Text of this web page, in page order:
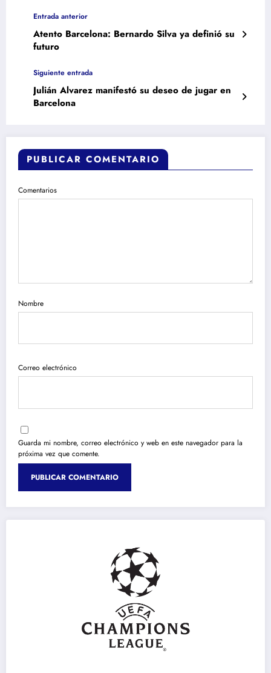
Entrada anterior
Atento Barcelona: Bernardo Silva ya definió su
futuro
Siguiente entrada
Julián Alvarez manifestó su deseo de jugar en
Barcelona
PUBLICAR COMENTARIO
Comentarios
Nombre
Correo electrónico
Guarda mi nombre, correo electrónico y web en este navegador para la
próxima vez que comente.